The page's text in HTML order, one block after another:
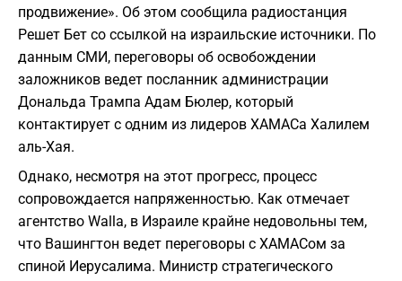
продвижение». Об этом сообщила радиостанция
Решет Бет со ссылкой на израильские источники. По
данным СМИ, переговоры об освобождении
заложников ведет посланник администрации
Дональда Трампа Адам Бюлер, который
контактирует с одним из лидеров ХАМАСа Халилем
аль-Хая.
Однако, несмотря на этот прогресс, процесс
сопровождается напряженностью. Как отмечает
агентство Walla, в Израиле крайне недовольны тем,
что Вашингтон ведет переговоры с ХАМАСом за
спиной Иерусалима. Министр стратегического